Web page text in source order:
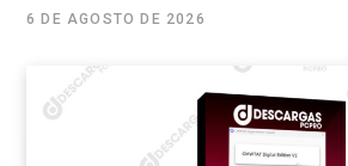
6 DE AGOSTO DE 2026